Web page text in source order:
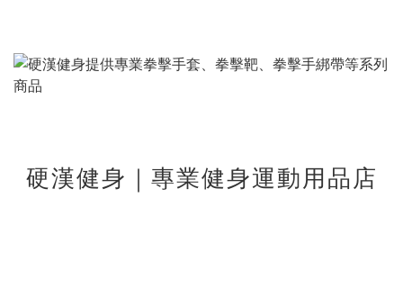
硬漢健身｜專業健身運動用品店